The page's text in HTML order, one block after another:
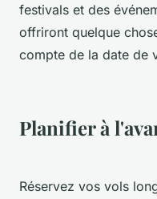
festivals et des
offriront quelque
compte de la date de
Planifier à
Réservez vos vols